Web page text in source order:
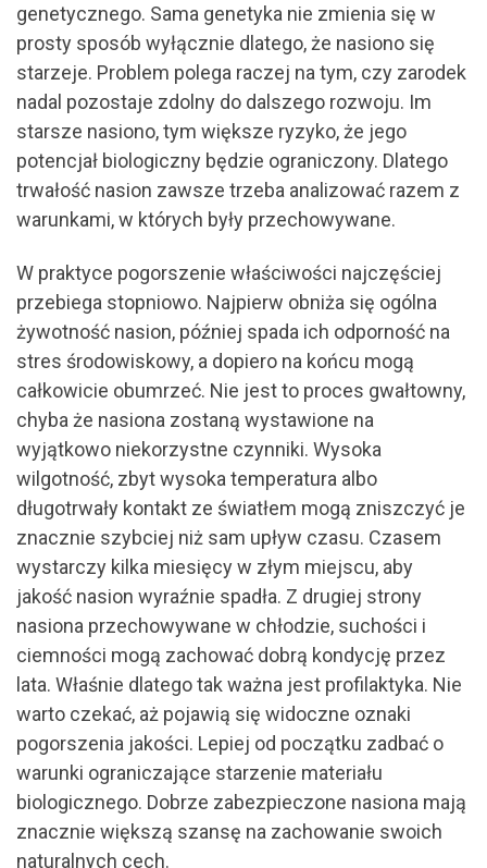
genetycznego. Sama genetyka nie zmienia się w
prosty sposób wyłącznie dlatego, że nasiono się
starzeje. Problem polega raczej na tym, czy zarodek
nadal pozostaje zdolny do dalszego rozwoju. Im
starsze nasiono, tym większe ryzyko, że jego
potencjał biologiczny będzie ograniczony. Dlatego
trwałość nasion zawsze trzeba analizować razem z
warunkami, w których były przechowywane.
W praktyce pogorszenie właściwości najczęściej
przebiega stopniowo. Najpierw obniża się ogólna
żywotność nasion, później spada ich odporność na
stres środowiskowy, a dopiero na końcu mogą
całkowicie obumrzeć. Nie jest to proces gwałtowny,
chyba że nasiona zostaną wystawione na
wyjątkowo niekorzystne czynniki. Wysoka
wilgotność, zbyt wysoka temperatura albo
długotrwały kontakt ze światłem mogą zniszczyć je
znacznie szybciej niż sam upływ czasu. Czasem
wystarczy kilka miesięcy w złym miejscu, aby
jakość nasion wyraźnie spadła. Z drugiej strony
nasiona przechowywane w chłodzie, suchości i
ciemności mogą zachować dobrą kondycję przez
lata. Właśnie dlatego tak ważna jest profilaktyka. Nie
warto czekać, aż pojawią się widoczne oznaki
pogorszenia jakości. Lepiej od początku zadbać o
warunki ograniczające starzenie materiału
biologicznego. Dobrze zabezpieczone nasiona mają
znacznie większą szansę na zachowanie swoich
naturalnych cech.